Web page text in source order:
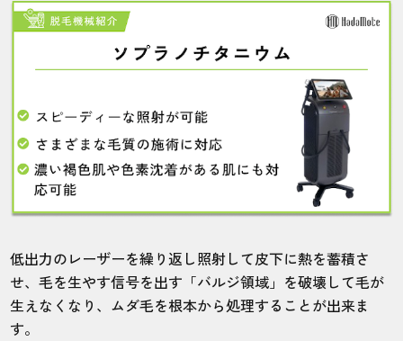
低出力のレーザーを繰り返し照射して皮下に熱を蓄積さ
せ、毛を生やす信号を出す「バルジ領域」を破壊して毛が
生えなくなり、ムダ毛を根本から処理することが出来ま
す。